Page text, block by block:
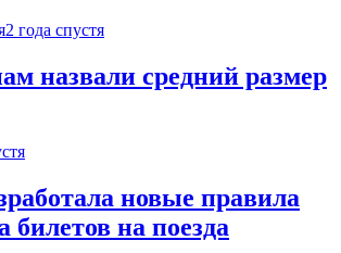
2 года спустя
назвали средний размер
новые правила
билетов на поезда